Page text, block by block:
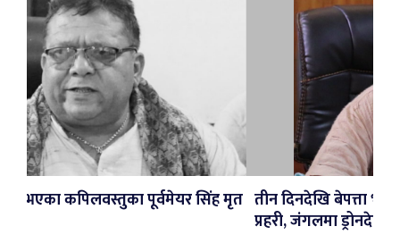
सिंह मृत तीन दिनदेखि बेपत्ता भएका पूर्वनगरप्रमुख सिंहको
प्रहरी, जंगलमा ड्रोनदेखि ‘के–नाइन’सम्म परिचालन